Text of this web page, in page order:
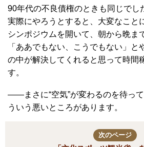
90年代の不良債権のときも同じでし
実際にやろうとすると、大変なこと
シンポジウムを開いて、朝から晩ま
「ああでもない、こうでもない」と
の中が解決してくれると思って時間
す。
――まさに“空気”が変わるのを待っ
ういう悪いところがあります。
次のページ